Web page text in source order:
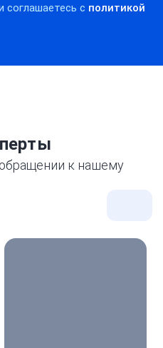
соглашаетесь c политикой
к нашему